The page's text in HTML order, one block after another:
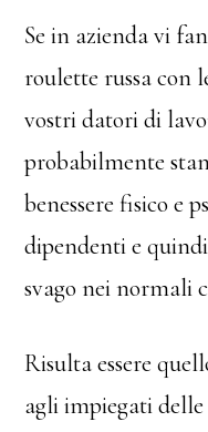
Se in azienda vi
roulette russa con
vostri datori di
probabilmente
benessere fisico e
dipendenti e
svago nei normali
Risulta essere
agli impiegati